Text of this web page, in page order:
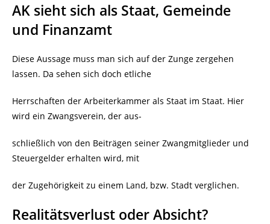
AK sieht sich als Staat, Gemeinde
und Finanzamt
Diese Aussage muss man sich auf der Zunge zergehen
lassen. Da sehen sich doch etliche
Herrschaften der Arbeiterkammer als Staat im Staat. Hier
wird ein Zwangsverein, der aus-
schließlich von den Beiträgen seiner Zwangmitglieder und
Steuergelder erhalten wird, mit
der Zugehörigkeit zu einem Land, bzw. Stadt verglichen.
Realitätsverlust oder Absicht?